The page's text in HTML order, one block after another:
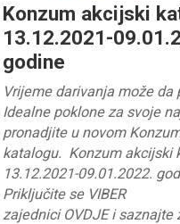
Konzum akcijski
13.12.2021-
godine
Vrijeme darivanja može da
Idealne poklone za svoje
pronadjite u novom
katalogu. Konzum akcijski
13.12.2021-09.01.2022.
Priključite se VIBER
zajednici OVDJE i saznajte